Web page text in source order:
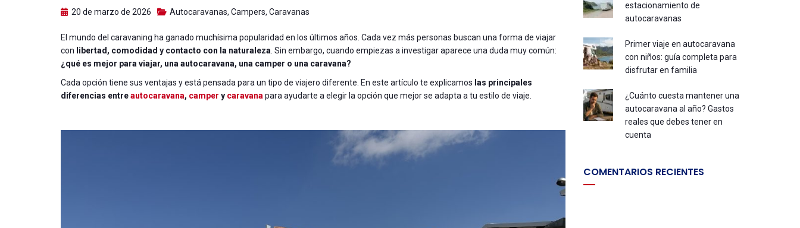
20 de marzo de 2026 Autocaravanas, Campers, Caravanas
El mundo del caravaning ha ganado muchísima popularidad en los últimos años. Cada vez más personas buscan una forma de viajar
con libertad, comodidad y contacto con la naturaleza . Sin embargo, cuando empiezas a investigar aparece una duda muy común:
¿qué es mejor para viajar, una autocaravana, una camper o una caravana?
Cada opción tiene sus ventajas y está pensada para un tipo de viajero diferente. En este artículo te explicamos las principales
diferencias entreautocaravana, camper y caravana para ayudarte a elegir la opción que mejor se adapta a tu estilo de viaje.
estacionamiento de
autocaravanas
Primer viaje en autocaravana
con niños: guía completa para
disfrutar en familia
¿Cuánto cuesta mantener una
autocaravana al año? Gastos
reales que debes tener en
cuenta
COMENTARIOS RECIENTES